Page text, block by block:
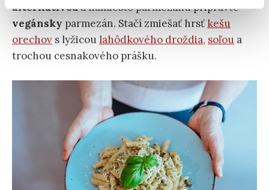
alternatívoua namiesto parmezánu pripravte
vegánsky parmezán. Stačí zmiešať hrsťkešu
orechov s lyžicoulahôdkového droždia, soľou a
trochou cesnakového prášku.